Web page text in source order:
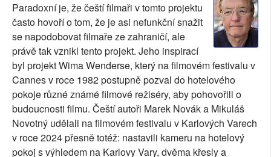
Paradoxní je, že čeští filmaři v tomto projektu
často hovoří o tom, že je asi nefunkční snažit
se napodobovat filmaře ze zahraničí, ale
právě tak vznikl tento projekt. Jeho inspirací
byl projekt Wima Wenderse, který na filmovém festivalu v
Cannes v roce 1982 postupně pozval do hotelového
pokoje různé známé filmové režiséry, aby pohovořili o
budoucnosti filmu. Čeští autoři Marek Novák a Mikuláš
Novotný udělali na filmovém festivalu v Karlových Varech
v roce 2024 přesně totéž: nastavili kameru na hotelový
pokoj s výhledem na Karlovy Vary, dvěma křesly a